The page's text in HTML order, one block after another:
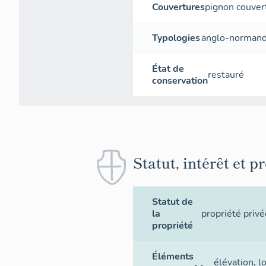
Couverturespignon
Typologiesanglo-
État de
conservationrestauré
Statut, intérêt et
Statut de
la
propriété
propriété
Éléments
élévation,